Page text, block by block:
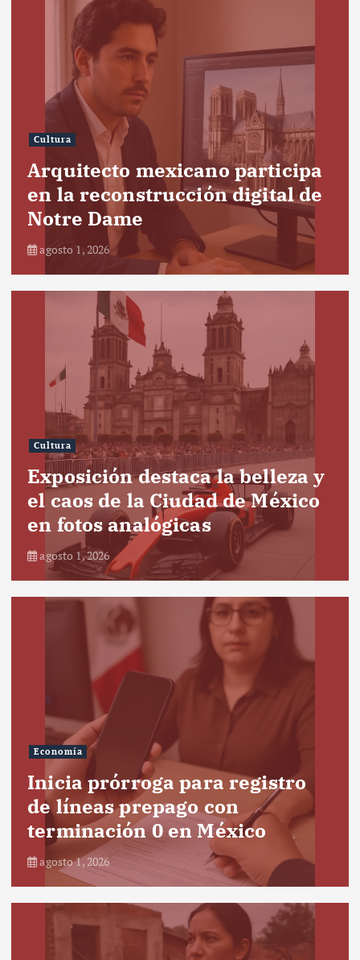
Cultura
Arquitecto mexicano participa
en la reconstrucción digital de
Notre Dame
agosto 1, 2026
Cultura
Exposición destaca la belleza y
el caos de la Ciudad de México
en fotos analógicas
agosto 1, 2026
Economía
Inicia prórroga para registro
de líneas prepago con
terminación 0 en México
agosto 1, 2026